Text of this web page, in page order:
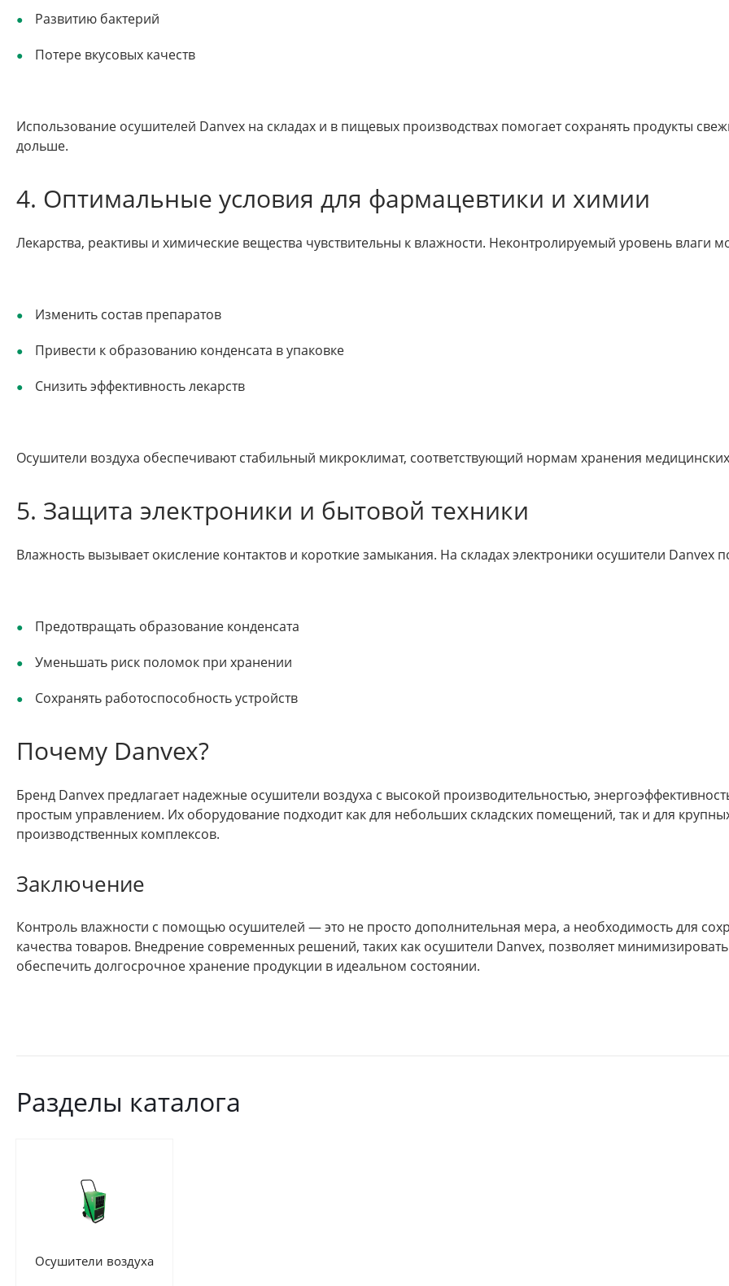
Развитию бактерий
Потере вкусовых качеств
Использование осушителей Danvex на складах и в пищевых производствах помогает сохранять продукты
дольше.
4. Оптимальные условия для фармацевтики и химии
Лекарства, реактивы и химические вещества чувствительны к влажности. Неконтролируемый уровень влаги
Изменить состав препаратов
Привести к образованию конденсата в упаковке
Снизить эффективность лекарств
Осушители воздуха обеспечивают стабильный микроклимат, соответствующий нормам хранения
5. Защита электроники и бытовой техники
Влажность вызывает окисление контактов и короткие замыкания. На складах электроники осушители Danvex
Предотвращать образование конденсата
Уменьшать риск поломок при хранении
Сохранять работоспособность устройств
Почему Danvex?
Бренд Danvex предлагает надежные осушители воздуха с высокой производительностью,
простым управлением. Их оборудование подходит как для небольших складских помещений, так и для
производственных комплексов.
Заключение
Контроль влажности с помощью осушителей — это не просто дополнительная мера, а необходимость для
качества товаров. Внедрение современных решений, таких как осушители Danvex, позволяет
обеспечить долгосрочное хранение продукции в идеальном состоянии.
Разделы каталога
Осушители воздуха